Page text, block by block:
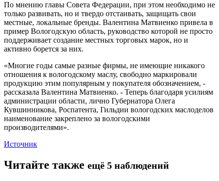
По мнению главы Совета Федерации, при этом необходимо не
только развивать, но и твердо отстаивать, защищать свои
местные, локальные бренды. Валентина Матвиенко привела в
пример Вологодскую область, руководство которой не просто
поддерживает создание местных торговых марок, но и
активно борется за них.
«Многие годы самые разные фирмы, не имеющие никакого
отношения к вологодскому маслу, свободно маркировали
продукцию этим популярным у покупателя обозначением, -
рассказала Валентина Матвиенко. - Теперь благодаря усилиям
администрации области, лично Губернатора Олега
Кувшинникова, Роспатента, Гильдии вологодских маслоделов
наименование закреплено за вологодскими
производителями».
Источник
Читайте также ещё 5 наблюдений